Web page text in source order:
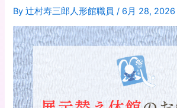
By辻村寿三郎人形館職員/ 6月 28, 2026